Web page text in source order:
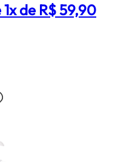
de R$ 59,90